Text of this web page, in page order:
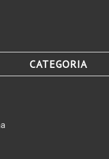
CATEGORIA